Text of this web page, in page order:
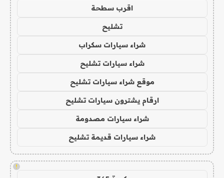
اقرب سطحة
تشليح
شراء سيارات سكراب
شراء سيارات تشليح
موقع شراء سيارات تشليح
ارقام يشترون سيارات تشليح
شراء سيارات مصدومة
شراء سيارات قديمة تشليح
!